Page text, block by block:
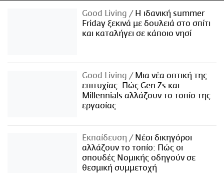
Good Living
Η ιδανική summer
Friday ξεκινά με δουλειά στο σπίτι
και καταλήγει σε κάποιο νησί
Good Living
Μια νέα οπτική της
επιτυχίας: Πώς Gen Zs και
Millennials αλλάζουν το τοπίο της
εργασίας
Εκπαίδευση
Νέοι δικηγόροι
αλλάζουν το τοπίο: Πώς οι
σπουδές Νομικής οδηγούν σε
θεσμική συμμετοχή